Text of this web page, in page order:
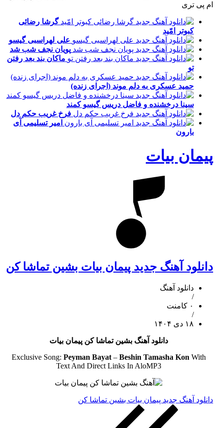
ام پی تری
گرشا رضائی
کبوتر امّید
علی لهراسبیگیسو
پویان نجف شب شد
ماکان بند بعد رفتن
تو
حمید عسکری به دلم موند (اجرای زنده)
سینا درخشنده و فاضل دریسگیسو کمند
فرخ غریب حکم دل
امیر تسلیمی آی
بارون
پیمان بیات
دانلود آهنگ جدید پیمان بیات بشین تماشا کن
دانلود آهنگ
/
۰ کامنت
/
۱۸ دی ۱۴۰۴
دانلود آهنگ بشین تماشا کن پیمان بیات
Exclusive Song: Peyman Bayat– Beshin Tamasha Kon With
Text And Direct Links In AloMP3
دانلود آهنگ جدید پیمان بیات بشین تماشا کن